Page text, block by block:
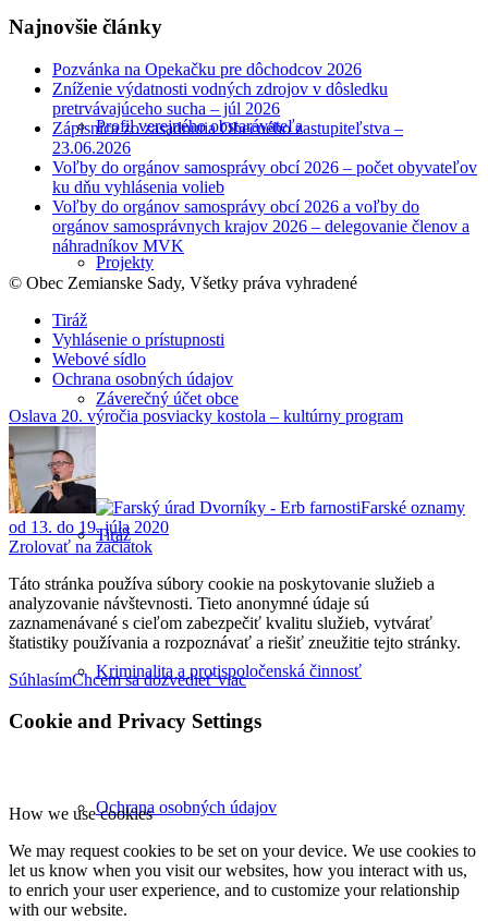
Profil verejného obstarávateľa
Projekty
Záverečný účet obce
Tiráž
Kriminalita a protispoločenská činnosť
Ochrana osobných údajov
Najnovšie články
Pozvánka na Opekačku pre dôchodcov 2026
Zníženie výdatnosti vodných zdrojov v dôsledku
pretrvávajúceho sucha – júl 2026
Zápisnica zo zasadnutia Obecného zastupiteľstva –
23.06.2026
Voľby do orgánov samosprávy obcí 2026 – počet obyvateľov
ku dňu vyhlásenia volieb
Voľby do orgánov samosprávy obcí 2026 a voľby do
orgánov samosprávnych krajov 2026 – delegovanie členov a
náhradníkov MVK
© Obec Zemianske Sady, Všetky práva vyhradené
Tiráž
Vyhlásenie o prístupnosti
Webové sídlo
Ochrana osobných údajov
Oslava 20. výročia posviacky kostola – kultúrny program
Farské oznamy
od 13. do 19. júla 2020
Zrolovať na začiatok
Táto stránka používa súbory cookie na poskytovanie služieb a
analyzovanie návštevnosti. Tieto anonymné údaje sú
zaznamenávané s cieľom zabezpečiť kvalitu služieb, vytvárať
štatistiky používania a rozpoznávať a riešiť zneužitie tejto stránky.
SúhlasímChcem sa dozvedieť viac
Cookie and Privacy Settings
How we use cookies
We may request cookies to be set on your device. We use cookies to
let us know when you visit our websites, how you interact with us,
to enrich your user experience, and to customize your relationship
with our website.